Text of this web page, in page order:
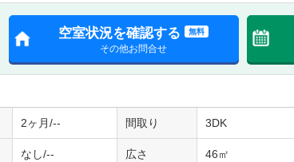
空室状況を確認する 無料
その他お問合せ
2ヶ月/-- 間取り 3DK
なし/-- 広さ 46㎡